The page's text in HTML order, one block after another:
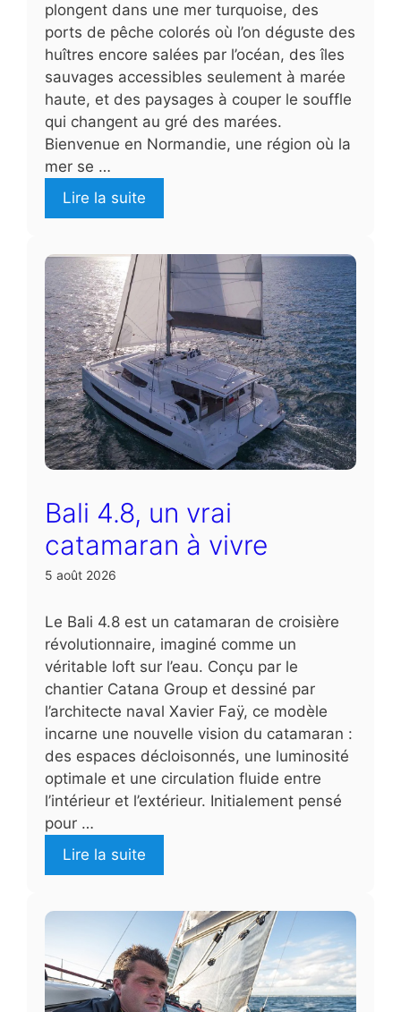
plongent dans une mer turquoise, des
ports de pêche colorés où l’on déguste des
huîtres encore salées par l’océan, des îles
sauvages accessibles seulement à marée
haute, et des paysages à couper le souffle
qui changent au gré des marées.
Bienvenue en Normandie, une région où la
mer se …
Lire la suite
Bali 4.8, un vrai
catamaran à vivre
5 août 2026
Le Bali 4.8 est un catamaran de croisière
révolutionnaire, imaginé comme un
véritable loft sur l’eau. Conçu par le
chantier Catana Group et dessiné par
l’architecte naval Xavier Faÿ, ce modèle
incarne une nouvelle vision du catamaran :
des espaces décloisonnés, une luminosité
optimale et une circulation fluide entre
l’intérieur et l’extérieur. Initialement pensé
pour …
Lire la suite